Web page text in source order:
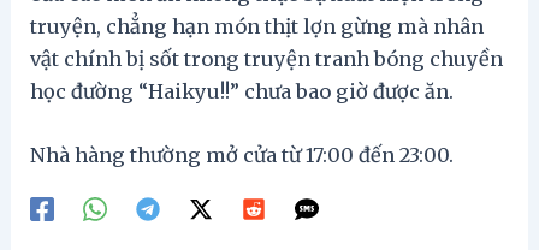
truyện, chẳng hạn món thịt lợn gừng mà nhân
vật chính bị sốt trong truyện tranh bóng chuyền
học đường “Haikyu!!” chưa bao giờ được ăn.
Nhà hàng thường mở cửa từ 17:00 đến 23:00.